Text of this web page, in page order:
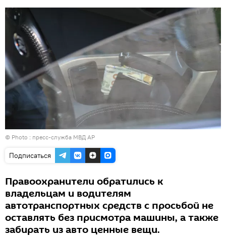
© Photo : пресс-служба МВД АР
Подписаться
Правоохранители обратились к
владельцам и водителям
автотранспортных средств с просьбой не
оставлять без присмотра машины, а также
забирать из авто ценные вещи.